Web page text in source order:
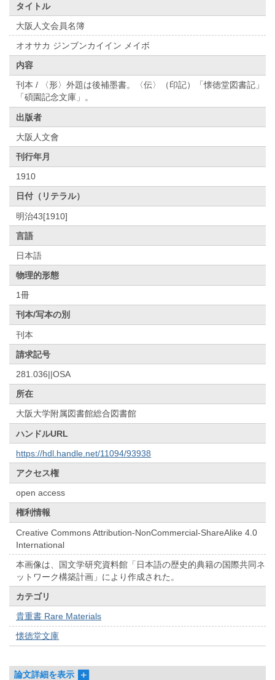
タイトル
大阪人文会員名簿
オオサカ ジンブンカイイン メイボ
内容
刊本 / 〈形〉外題は後補墨書。〈伝〉（印記）「懐徳堂図書記」
「碩園記念文庫」。
出版者
大阪人文會
刊行年月
1910
日付（リテラル）
明治43[1910]
言語
日本語
物理的形態
1冊
刊本/写本の別
刊本
請求記号
281.036||OSA
所在
大阪大学附属図書館総合図書館
ハンドルURL
https://hdl.handle.net/11094/93938
アクセス権
open access
権利情報
Creative Commons Attribution-NonCommercial-ShareAlike 4.0
International
本画像は、国文学研究資料館「日本語の歴史的典籍の国際共同ネ
ットワーク構築計画」により作成された。
カテゴリ
貴重書 Rare Materials
懐徳堂文庫
論文詳細を表示